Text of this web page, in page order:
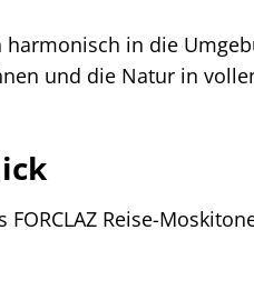
in die
und die Natur in
Reise-